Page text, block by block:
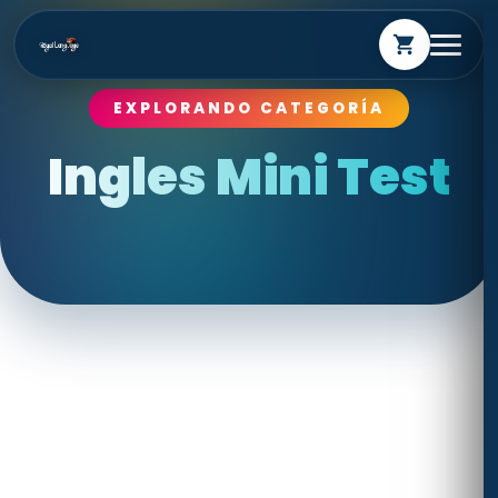
shopping_cart
EXPLORANDO CATEGORÍA
Ingles Mini Test